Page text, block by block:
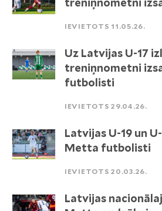
treniņnometni
IEVIETOTS 11.05.26.
Uz Latvijas U-17
treniņnometni
futbolisti
IEVIETOTS 29.04.26.
Latvijas U-19 un
Metta futbolisti
IEVIETOTS 20.03.26.
Latvijas